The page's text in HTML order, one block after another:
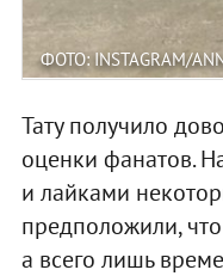
ФОТО: INSTAGRAM/
Тату получило
оценки фанатов.
и лайками
предположили,
а всего лишь